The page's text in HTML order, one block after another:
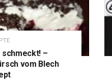
schmeckt! –
vom Blech